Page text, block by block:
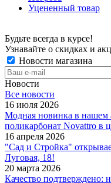
Уцененный товар
Будьте всегда в курсе!
Узнавайте о скидках и
Новости магазина
Новости
Все новости
16 июля 2026
Модная новинка в нашем
поликарбонат Novattro в
16 апреля 2026
"Сад и Стройка"
Луговая, 18!
20 марта 2026
Качество подтверждено: